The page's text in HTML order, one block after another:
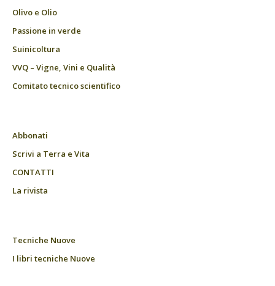
Olivo e Olio
Passione in verde
Suinicoltura
VVQ – Vigne, Vini e Qualità
Comitato tecnico scientifico
Abbonati
Scrivi a Terra e Vita
CONTATTI
La rivista
Tecniche Nuove
I libri tecniche Nuove